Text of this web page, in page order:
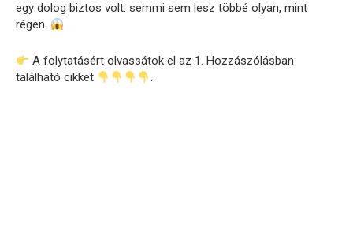
egy dolog biztos volt: semmi sem lesz többé olyan, mint
régen.
A folytatásért olvassátok el az 1. Hozzászólásban
található cikket
.